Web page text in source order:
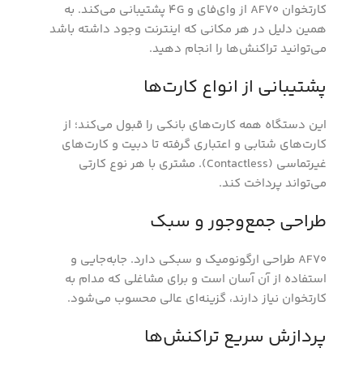
کارتخوان AF70 از وای‌فای و 4G پشتیبانی می‌کند. به
همین دلیل در هر مکانی که اینترنت وجود داشته باشد
می‌توانید تراکنش‌ها را انجام دهید.
پشتیبانی از انواع کارت‌ها
این دستگاه همه کارت‌های بانکی را قبول می‌کند؛ از
کارت‌های شتابی و اعتباری گرفته تا دبیت و کارت‌های
غیرتماسی (Contactless). مشتری با هر نوع کارتی
می‌تواند پرداخت کند.
طراحی جمع‌وجور و سبک
AF70 طراحی ارگونومیک و سبکی دارد. جابه‌جایی و
استفاده از آن آسان است و برای مشاغلی که مدام به
کارتخوان نیاز دارند، گزینه‌ای عالی محسوب می‌شود.
پردازش سریع تراکنش‌ها